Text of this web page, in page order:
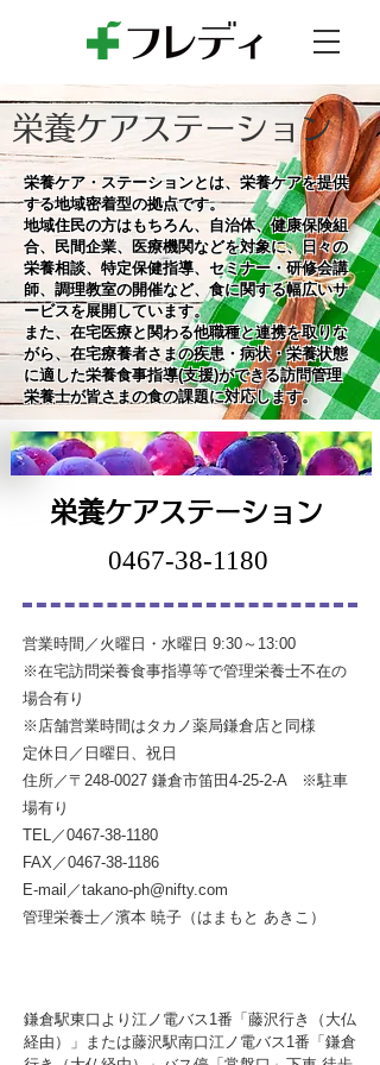
​栄養ケアステーション
栄養ケア・ステーションとは、栄養ケアを提供
する地域密着型の拠点です。
地域住民の方はもちろん、自治体、健康保険組
合、民間企業、医療機関などを対象に、日々の
栄養相談、特定保健指導、セミナー・研修会講
師、調理教室の開催など、食に関する幅広いサ
ービスを展開しています。
また、在宅医療と関わる他職種と連携を取りな
がら、在宅療養者さまの疾患・病状・栄養状態
に適した栄養食事指導(支援)ができる訪問管理
栄養士が皆さまの食の課題に対応します。
栄養ケアステーション
0467-38-1180
営業時間／火曜日・水曜日 9:30～13:00
※在宅訪問栄養食事指導等で管理栄養士不在の
場合有り
※店舗営業時間はタカノ薬局鎌倉店と同様
定休日／日曜日、祝日
住所／〒248-0027 鎌倉市笛田4-25-2-A ※駐車
場有り
TEL／0467-38-1180​
FAX／0467-38-1186
E-mail／takano-ph@nifty.com
管理栄養士／濱本 暁子（はまもと あきこ）
鎌倉駅東口より江ノ電バス1番「藤沢行き（大仏
経由）」または藤沢駅南口江ノ電バス1番「鎌倉